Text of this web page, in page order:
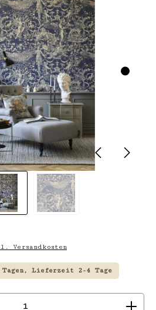
Versandkosten
Lieferzeit 2-4 Tage
Gib den gewünschten